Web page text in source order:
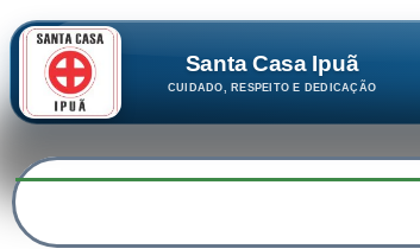
Santa Casa Ipuã
CUIDADO, RESPEITO E DEDICAÇÃO